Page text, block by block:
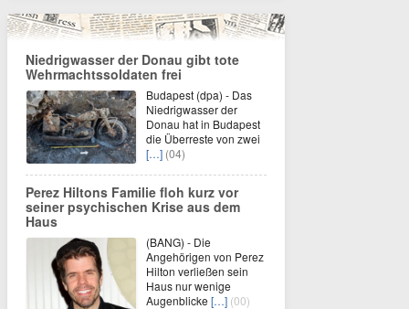
Niedrigwasser der Donau gibt tote
Wehrmachtssoldaten frei
Budapest (dpa) - Das
Niedrigwasser der
Donau hat in Budapest
die Überreste von zwei
[…] (04)
Perez Hiltons Familie floh kurz vor
seiner psychischen Krise aus dem
Haus
(BANG) - Die
Angehörigen von Perez
Hilton verließen sein
Haus nur wenige
Augenblicke […] (00)